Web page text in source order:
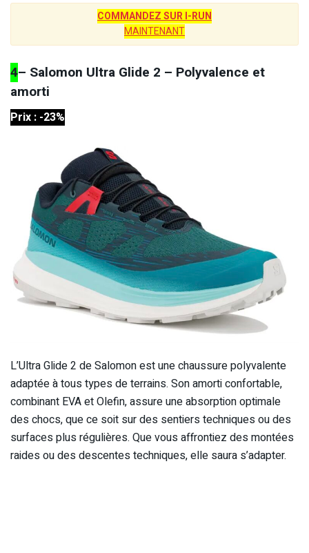
COMMANDEZ SUR I-RUN
MAINTENANT
4– Salomon Ultra Glide 2 – Polyvalence et
amorti
Prix : -23%
L’Ultra Glide 2 de Salomon est une chaussure polyvalente
adaptée à tous types de terrains. Son amorti confortable,
combinant EVA et Olefin, assure une absorption optimale
des chocs, que ce soit sur des sentiers techniques ou des
surfaces plus régulières. Que vous affrontiez des montées
raides ou des descentes techniques, elle saura s’adapter.